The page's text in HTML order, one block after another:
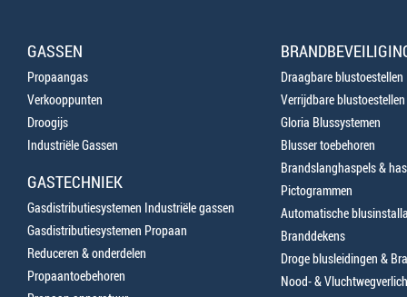
GASSEN
Propaangas
Verkooppunten
Droogijs
Industriële Gassen
GASTECHNIEK
Gasdistributiesystemen Industriële gassen
Gasdistributiesystemen Propaan
Reduceren & onderdelen
Propaantoebehoren
Draagbare blustoestellen
Verrijdbare blustoestellen
Gloria Blussystemen
Blusser toebehoren
Brandslanghaspels &
Pictogrammen
Automatische
Branddekens
Droge blusleidingen &
Nood- &